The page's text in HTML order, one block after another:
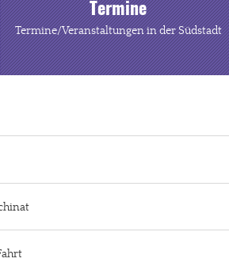
Termine
Termine/Veranstaltungen in der Südstadt